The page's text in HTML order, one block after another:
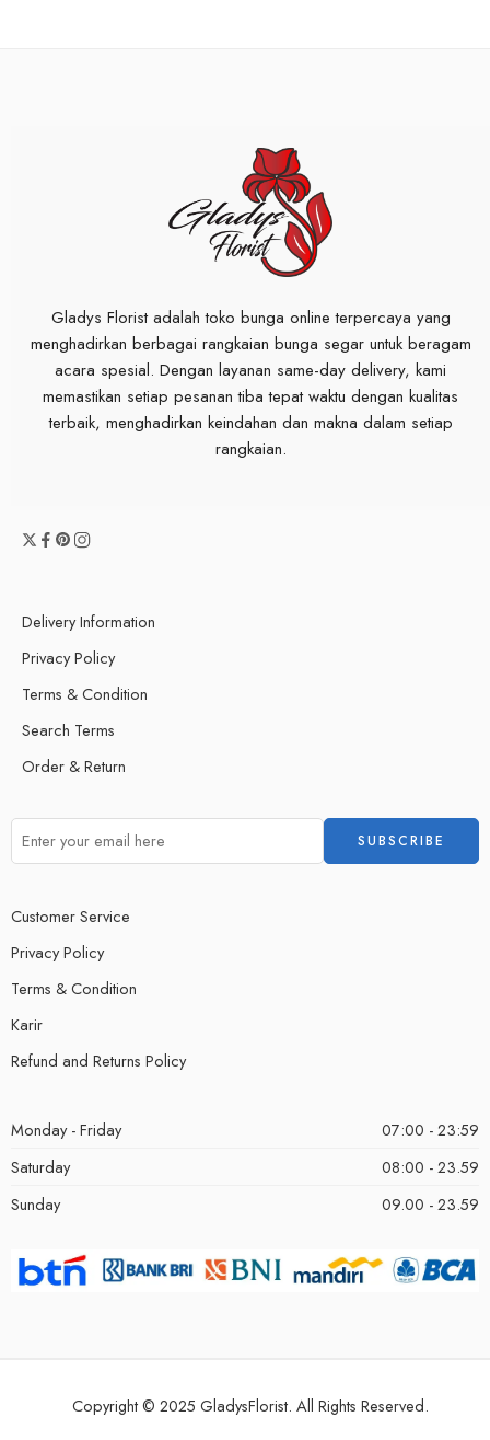
Gladys Florist adalah toko bunga online terpercaya yang
menghadirkan berbagai rangkaian bunga segar untuk beragam
acara spesial. Dengan layanan same-day delivery, kami
memastikan setiap pesanan tiba tepat waktu dengan kualitas
terbaik, menghadirkan keindahan dan makna dalam setiap
rangkaian.
Delivery Information
Privacy Policy
Terms & Condition
Search Terms
Order & Return
Customer Service
Privacy Policy
Terms & Condition
Karir
Refund and Returns Policy
Monday - Friday
07:00 - 23:59
Saturday
08:00 - 23.59
Sunday
09.00 - 23.59
Copyright © 2025 GladysFlorist. All Rights Reserved.